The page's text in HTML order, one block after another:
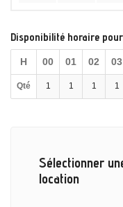
Disponibilité horaire
H 00 01 02 03
Qté 1 1 1 1
Sélectionner
location